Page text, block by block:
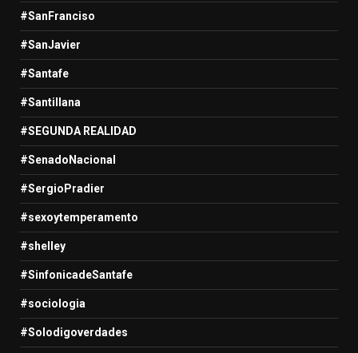
#SanFranciso
#SanJavier
#Santafe
#Santillana
#SEGUNDA REALIDAD
#SenadoNacional
#SergioPradier
#sexoytemperamento
#shelley
#SinfonicadeSantafe
#sociologia
#Solodigoverdades